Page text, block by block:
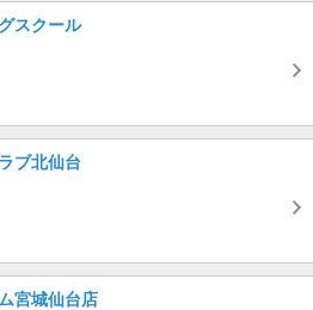
スクール
ブ北仙台
宮城仙台店